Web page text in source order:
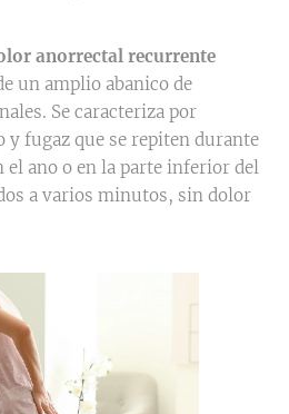
anorrectal recurrente
un amplio abanico de
Se caracteriza por
y fugaz que se repiten durante
el ano o en la parte inferior del
a varios minutos, sin dolor